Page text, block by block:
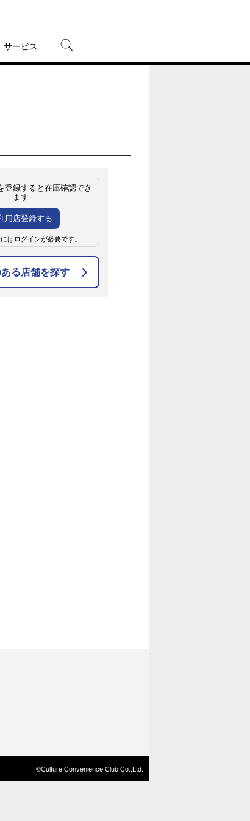
サービス
登録すると在庫確認でき
ます
用店登録する
はログインが必要です。
る店舗を探す
©Culture Convenience Club Co.,Ltd.